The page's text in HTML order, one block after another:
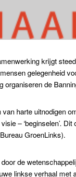
krijgt
gelegenheid
organiseren de
van harte uitnodigen
– ‘beginselen’.
GroenLinks).
de
linkse verhaal